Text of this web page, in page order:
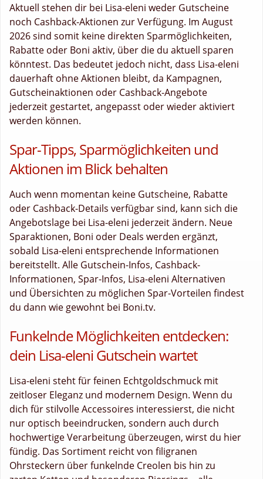
Aktuell stehen dir bei Lisa-eleni weder Gutscheine
noch Cashback-Aktionen zur Verfügung. Im August
2026 sind somit keine direkten Sparmöglichkeiten,
Rabatte oder Boni aktiv, über die du aktuell sparen
könntest. Das bedeutet jedoch nicht, dass Lisa-eleni
dauerhaft ohne Aktionen bleibt, da Kampagnen,
Gutscheinaktionen oder Cashback-Angebote
jederzeit gestartet, angepasst oder wieder aktiviert
werden können.
Spar-Tipps, Sparmöglichkeiten und
Aktionen im Blick behalten
Auch wenn momentan keine Gutscheine, Rabatte
oder Cashback-Details verfügbar sind, kann sich die
Angebotslage bei Lisa-eleni jederzeit ändern. Neue
Sparaktionen, Boni oder Deals werden ergänzt,
sobald Lisa-eleni entsprechende Informationen
bereitstellt. Alle Gutschein-Infos, Cashback-
Informationen, Spar-Infos, Lisa-eleni Alternativen
und Übersichten zu möglichen Spar-Vorteilen findest
du dann wie gewohnt bei Boni.tv.
Funkelnde Möglichkeiten entdecken:
dein Lisa-eleni Gutschein wartet
Lisa-eleni steht für feinen Echtgoldschmuck mit
zeitloser Eleganz und modernem Design. Wenn du
dich für stilvolle Accessoires interessierst, die nicht
nur optisch beeindrucken, sondern auch durch
hochwertige Verarbeitung überzeugen, wirst du hier
fündig. Das Sortiment reicht von filigranen
Ohrsteckern über funkelnde Creolen bis hin zu